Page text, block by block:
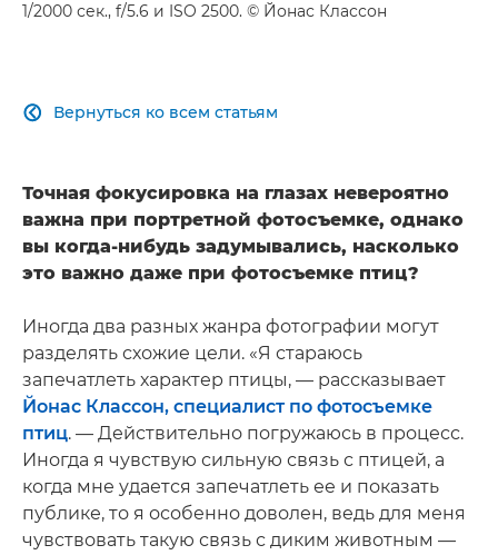
1/2000 сек., f/5.6 и ISO 2500. © Йонас Классон
Вернуться ко всем статьям

Точная фокусировка на глазах невероятно
важна при портретной фотосъемке, однако
вы когда-нибудь задумывались, насколько
это важно даже при фотосъемке птиц?
Иногда два разных жанра фотографии могут
разделять схожие цели. «Я стараюсь
запечатлеть характер птицы, — рассказывает
Йонас Классон, специалист по фотосъемке
птиц. — Действительно погружаюсь в процесс.
Иногда я чувствую сильную связь с птицей, а
когда мне удается запечатлеть ее и показать
публике, то я особенно доволен, ведь для меня
чувствовать такую связь с диким животным —